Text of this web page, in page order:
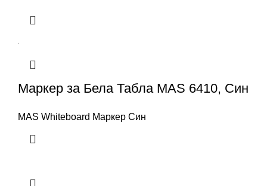
Маркер за Бела Табла MAS 6410, Син
MAS Whiteboard Маркер Син